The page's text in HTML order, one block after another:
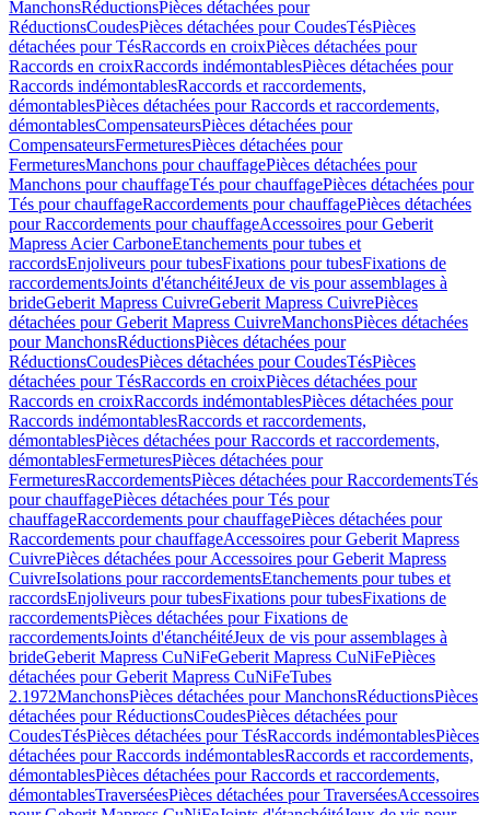
ManchonsRéductionsPièces détachées pour
RéductionsCoudesPièces détachées pour CoudesTésPièces
détachées pour TésRaccords en croixPièces détachées pour
Raccords en croixRaccords indémontablesPièces détachées pour
Raccords indémontablesRaccords et raccordements,
démontablesPièces détachées pour Raccords et raccordements,
démontablesCompensateursPièces détachées pour
CompensateursFermeturesPièces détachées pour
FermeturesManchons pour chauffagePièces détachées pour
Manchons pour chauffageTés pour chauffagePièces détachées pour
Tés pour chauffageRaccordements pour chauffagePièces détachées
pour Raccordements pour chauffageAccessoires pour Geberit
Mapress Acier CarboneEtanchements pour tubes et
raccordsEnjoliveurs pour tubesFixations pour tubesFixations de
raccordementsJoints d'étanchéitéJeux de vis pour assemblages à
brideGeberit Mapress CuivreGeberit Mapress CuivrePièces
détachées pour Geberit Mapress CuivreManchonsPièces détachées
pour ManchonsRéductionsPièces détachées pour
RéductionsCoudesPièces détachées pour CoudesTésPièces
détachées pour TésRaccords en croixPièces détachées pour
Raccords en croixRaccords indémontablesPièces détachées pour
Raccords indémontablesRaccords et raccordements,
démontablesPièces détachées pour Raccords et raccordements,
démontablesFermeturesPièces détachées pour
FermeturesRaccordementsPièces détachées pour RaccordementsTés
pour chauffagePièces détachées pour Tés pour
chauffageRaccordements pour chauffagePièces détachées pour
Raccordements pour chauffageAccessoires pour Geberit Mapress
CuivrePièces détachées pour Accessoires pour Geberit Mapress
CuivreIsolations pour raccordementsEtanchements pour tubes et
raccordsEnjoliveurs pour tubesFixations pour tubesFixations de
raccordementsPièces détachées pour Fixations de
raccordementsJoints d'étanchéitéJeux de vis pour assemblages à
brideGeberit Mapress CuNiFeGeberit Mapress CuNiFePièces
détachées pour Geberit Mapress CuNiFeTubes
2.1972ManchonsPièces détachées pour ManchonsRéductionsPièces
détachées pour RéductionsCoudesPièces détachées pour
CoudesTésPièces détachées pour TésRaccords indémontablesPièces
détachées pour Raccords indémontablesRaccords et raccordements,
démontablesPièces détachées pour Raccords et raccordements,
démontablesTraverséesPièces détachées pour TraverséesAccessoires